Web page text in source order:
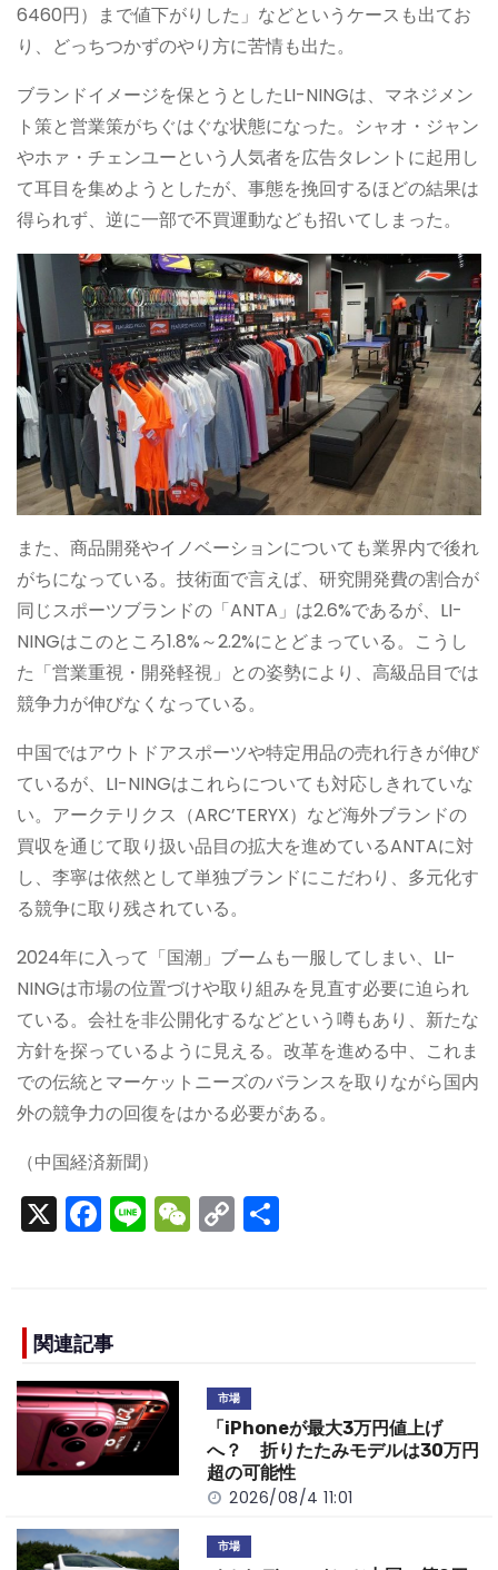
6460円）まで値下がりした」などというケースも出てお
り、どっちつかずのやり方に苦情も出た。
ブランドイメージを保とうとしたLI-NINGは、マネジメン
ト策と営業策がちぐはぐな状態になった。シャオ・ジャン
やホァ・チェンユーという人気者を広告タレントに起用し
て耳目を集めようとしたが、事態を挽回するほどの結果は
得られず、逆に一部で不買運動なども招いてしまった。
また、商品開発やイノベーションについても業界内で後れ
がちになっている。技術面で言えば、研究開発費の割合が
同じスポーツブランドの「ANTA」は2.6%であるが、LI-
NINGはこのところ1.8%～2.2%にとどまっている。こうし
た「営業重視・開発軽視」との姿勢により、高級品目では
競争力が伸びなくなっている。
中国ではアウトドアスポーツや特定用品の売れ行きが伸び
ているが、LI-NINGはこれらについても対応しきれていな
い。アークテリクス（ARC’TERYX）など海外ブランドの
買収を通じて取り扱い品目の拡大を進めているANTAに対
し、李寧は依然として単独ブランドにこだわり、多元化す
る競争に取り残されている。
2024年に入って「国潮」ブームも一服してしまい、LI-
NINGは市場の位置づけや取り組みを見直す必要に迫られ
ている。会社を非公開化するなどという噂もあり、新たな
方針を探っているように見える。改革を進める中、これま
での伝統とマーケットニーズのバランスを取りながら国内
外の競争力の回復をはかる必要がある。
（中国経済新聞）
X F
a
e
b
o
o
k
Li
n
W
e
C
o
n
k
関連記事
市場
「iPhoneが最大3万円値上げ
へ？ 折りたたみモデルは30万円
超の可能性
2026/08/4 11:01
市場